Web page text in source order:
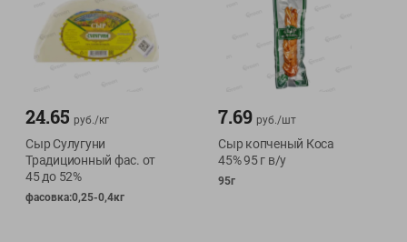
24.65 руб./кг
Сыр Сулугуни
Традиционный фас. от
45 до 52%
фасовка:0,25-0,4кг
7.69 руб./шт
Сыр копченый Коса
45% 95 г в/у
95г